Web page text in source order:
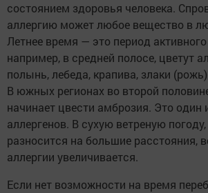
состоянием здоровья человека.
аллергию может любое вещество в
Летнее время — это период
например, в средней полосе, цветут
полынь, лебеда, крапива, злаки
B южных регионах во второй
начинает цвести амброзия. Это
аллергенов. B сухую ветреную
разносится на большие расстояния,
аллергии увеличивается.
Если нет возможности на время